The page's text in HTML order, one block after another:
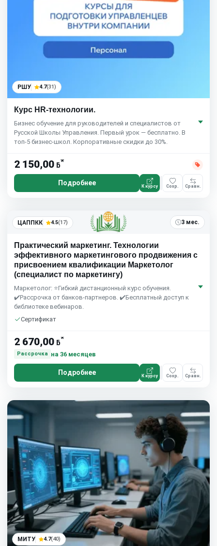
РШУ 4.7(31)
Курс HR-технологии.
Бизнес обучение для руководителей и специалистов от
Русской Школы Управления. Первый урок — бесплатно. В
топ-5 бизнес-школ. Корпоративные скидки до 30%.
2 150,00 ƃ*
Подробнее К курсу Сохр. Сравн.
ЦАППКК 4.5(17) 3 мес.
Практический маркетинг. Технологии
эффективного маркетингового продвижения с
присвоением квалификации Маркетолог
(специалист по маркетингу)
Маркетолог: ⭐Гибкий дистанционный курс обучения.
✔️Рассрочка от банков-партнеров. ✔️Бесплатный доступ к
библиотеке вебинаров.
Сертификат
2 670,00 ƃ*
Рассрочка на 36 месяцев
Подробнее К курсу Сохр. Сравн.
МИТУ 4.7(40)